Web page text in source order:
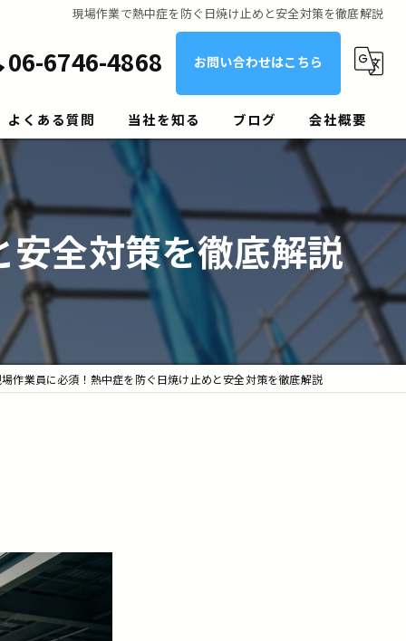
現場作業で熱中症を防ぐ日焼け止めと安全対策を徹底解説
06-6746-4868 お問い合わせはこちら
よくある質問 当社を知る
経験者
正社員
剥落防止ネット作業員
高所作業員
U・Iターン
ブログ 会社概要
全対策を徹底解説
作業員に必須！熱中症を防ぐ日焼け止めと安全対策を徹底解説